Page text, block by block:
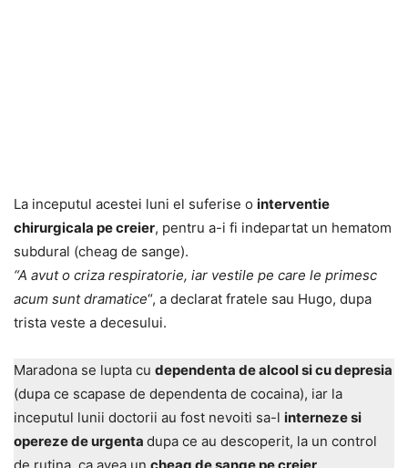
La inceputul acestei luni el suferise o interventie
chirurgicala pe creier, pentru a-i fi indepartat un hematom
subdural (cheag de sange).
“A avut o criza respiratorie, iar vestile pe care le primesc
acum sunt dramatice“, a declarat fratele sau Hugo, dupa
trista veste a decesului.
Maradona se lupta cu dependenta de alcool si cu depresia
(dupa ce scapase de dependenta de cocaina), iar la
inceputul lunii doctorii au fost nevoiti sa-l interneze si
opereze de urgenta dupa ce au descoperit, la un control
de rutina, ca avea un cheag de sange pe creier.